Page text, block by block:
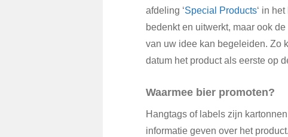
afdeling ‘Special Products‘ in
bedenkt en uitwerkt, maar ook
van uw idee kan begeleiden. Zo
datum het product als eerste op
Waarmee bier promoten?
Hangtags of labels zijn
informatie geven over het